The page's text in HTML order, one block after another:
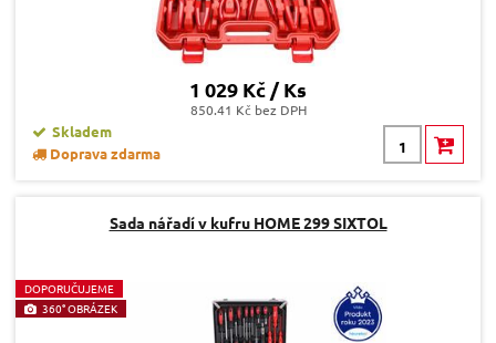
1 029 Kč / Ks
850.41 Kč bez DPH
Skladem
Doprava zdarma
Sada nářadí v kufru HOME 299 SIXTOL
DOPORUČUJEME
360° OBRÁZEK